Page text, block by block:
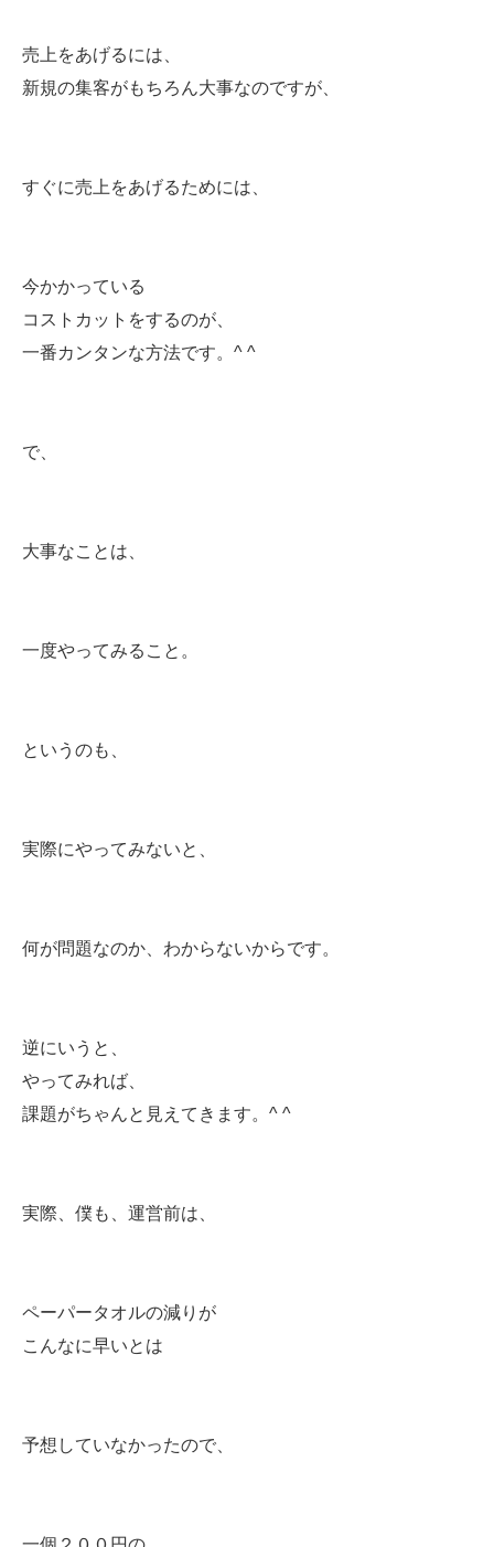
売上をあげるには、
新規の集客がもちろん大事なのですが、
すぐに売上をあげるためには、
今かかっている
コストカットをするのが、
一番カンタンな方法です。^ ^
で、
大事なことは、
一度やってみること。
というのも、
実際にやってみないと、
何が問題なのか、わからないからです。
逆にいうと、
やってみれば、
課題がちゃんと見えてきます。^ ^
実際、僕も、運営前は、
ペーパータオルの減りが
こんなに早いとは
予想していなかったので、